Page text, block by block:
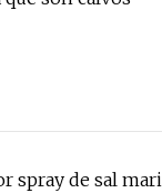
spray de sal